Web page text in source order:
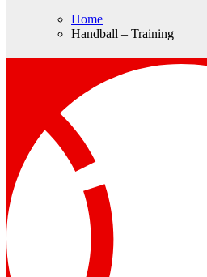
Home
Handball – Training